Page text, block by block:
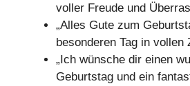
voller Freude und
„Alles Gute zum
besonderen Tag in vollen
„Ich wünsche dir einen
Geburtstag und ein